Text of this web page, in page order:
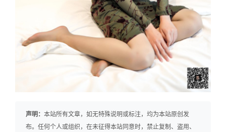
声明： 本站所有文章，如无特殊说明或标注，均为本站原创发
布。任何个人或组织，在未征得本站同意时，禁止复制、盗用、